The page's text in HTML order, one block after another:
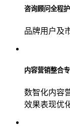
咨询顾问全程
品牌用户及
内容营销整合
数智化内容
效果表现优